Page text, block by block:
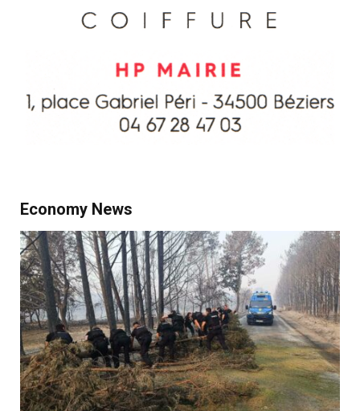
Economy News